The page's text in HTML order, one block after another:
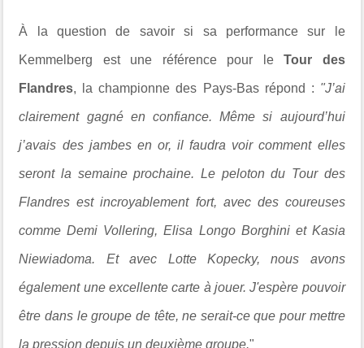
À la question de savoir si sa performance sur le
Kemmelberg est une référence pour leTour des
Flandres, la championne des Pays-Bas répond : "J’ai
clairement gagné en confiance. Même si aujourd’hui
j’avais des jambes en or, il faudra voir comment elles
seront la semaine prochaine. Le peloton du Tour des
Flandres est incroyablement fort, avec des coureuses
comme Demi Vollering, Elisa Longo Borghini et Kasia
Niewiadoma. Et avec Lotte Kopecky, nous avons
également une excellente carte à jouer. J'espère pouvoir
être dans le groupe de tête, ne serait-ce que pour mettre
la pression depuis un deuxième groupe."